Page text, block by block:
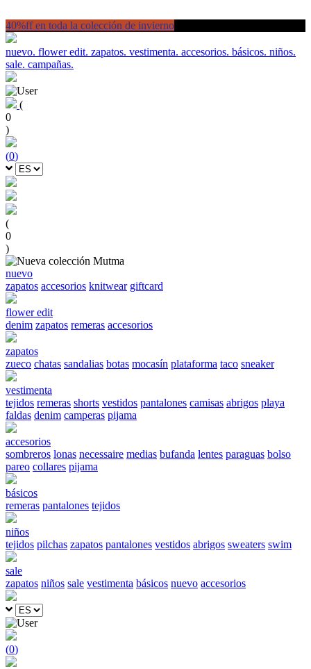
40%ff en toda la colección de invierno
nuevo. flower edit. zapatos. vestimenta. accesorios. básicos. niños.
sale. campañas.
(
0
)
(0)
(
0
)
nuevo
zapatos accesorios knitwear giftcard
flower edit
denim zapatos remeras accesorios
zapatos
zueco chatas sandalias botas mocasín plataforma taco sneaker
vestimenta
tejidos remeras shorts vestidos pantalones camisas abrigos playa
faldas denim camperas pijama
accesorios
sombreros lonas necessaire medias bufanda lentes paraguas bolso
pareo collares pijama
básicos
remeras pantalones tejidos
niños
tejidos pilchas zapatos pantalones vestidos abrigos sweaters swim
sale
zapatos niños sale vestimenta básicos nuevo accesorios
(0)